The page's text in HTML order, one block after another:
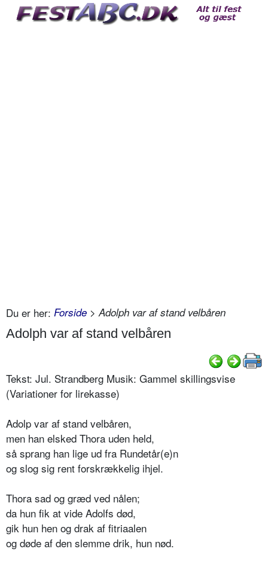
Du er her: Forside > Adolph var af stand velbåren
Adolph var af stand velbåren
Tekst: Jul. Strandberg Musik: Gammel skillingsvise
(Variationer for lirekasse)
Adolp var af stand velbåren,
men han elsked Thora uden held,
så sprang han lige ud fra Rundetår(e)n
og slog sig rent forskrækkelig ihjel.
Thora sad og græd ved nålen;
da hun fik at vide Adolfs død,
gik hun hen og drak af fitriaalen
og døde af den slemme drik, hun nød.